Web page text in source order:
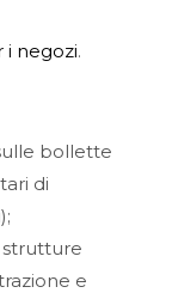
i negozi.
bollette
di
strutture
e